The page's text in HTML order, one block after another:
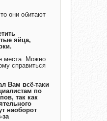
они обитают
яйца,
места. Можно
справиться
Вам всё-таки
по
так как
наоборот
за